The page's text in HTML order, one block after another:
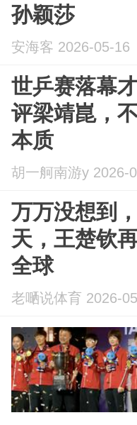
孙颖莎
安海客 2026-05-16
世乒赛落幕
评梁靖崑，
本质
胡一舸南游y 2026-
万万没想到
天，王楚钦
全球
老嗮说体育 2026-